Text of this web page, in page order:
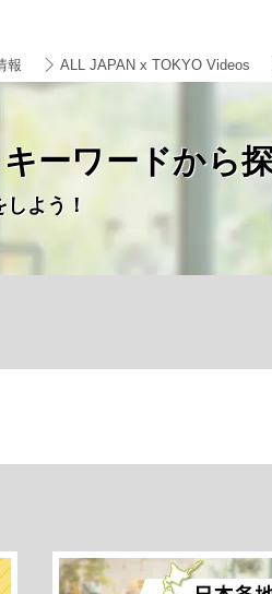
報 ALL JAPAN x TOKYO Videos
ーワードから
よう！